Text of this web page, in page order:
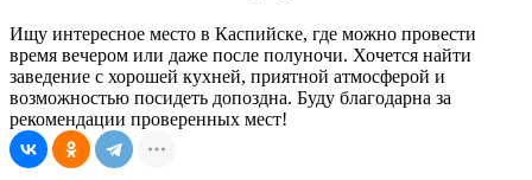
Ищу интересное место в Каспийске, где можно провести
время вечером или даже после полуночи. Хочется найти
заведение с хорошей кухней, приятной атмосферой и
возможностью посидеть допоздна. Буду благодарна за
рекомендации проверенных мест!